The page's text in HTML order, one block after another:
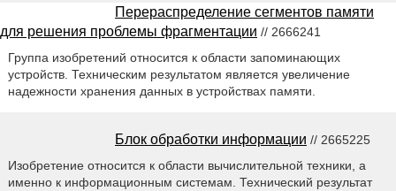
Перераспределение сегментов памяти
для решения проблемы фрагментации // 2666241
Группа изобретений относится к области запоминающих
устройств. Техническим результатом является увеличение
надежности хранения данных в устройствах памяти.
Блок обработки информации // 2665225
Изобретение относится к области вычислительной техники, а
именно к информационным системам. Технический результат